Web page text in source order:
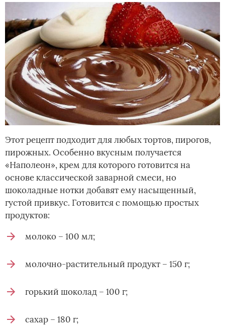
Этот рецепт подходит для любых тортов, пирогов,
пирожных. Особенно вкусным получается
«Наполеон», крем для которого готовится на
основе классической заварной смеси, но
шоколадные нотки добавят ему насыщенный,
густой привкус. Готовится с помощью простых
продуктов:
молоко – 100 мл;
молочно-растительный продукт – 150 г;
горький шоколад – 100 г;
сахар – 180 г;